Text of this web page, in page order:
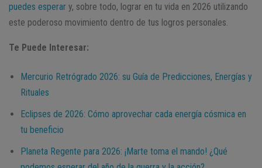
puedes esperar y, sobre todo, lograr en tu vida en 2026 utilizando
este poderoso movimiento dentro de tus logros personales.
Te Puede Interesar:
Mercurio Retrógrado 2026: su Guía de Predicciones, Energías y
Rituales
Eclipses de 2026: Cómo aprovechar cada energía cósmica en
tu beneficio
Planeta Regente para 2026: ¡Marte toma el mando! ¿Qué